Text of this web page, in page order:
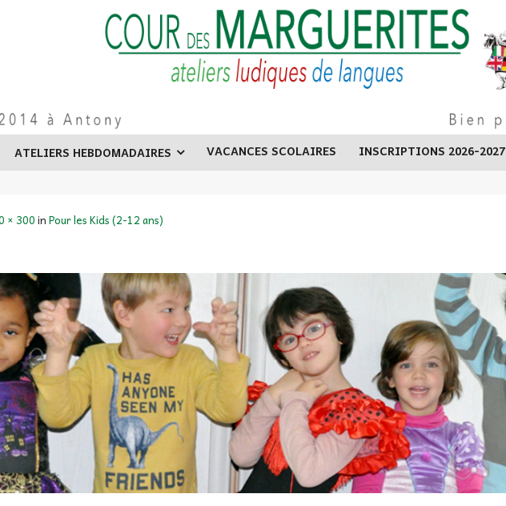
ATELIERS HEBDOMADAIRES VACANCES SCOLAIRES INSCRIPTIONS 2026-2027
× 300inPour les Kids (2-12 ans)